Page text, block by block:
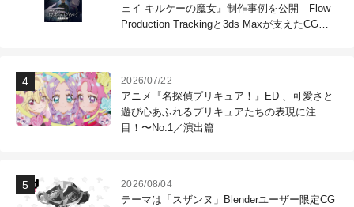
ェイ キルケーの魔女』制作事例を公開―Flow
Production Trackingと3ds Maxが支えたCG制
2026/07/22
アニメ『名探偵プリキュア！』ED 、可愛さと
遊び心あふれるプリキュアたちの表現に注
目！〜No.1／演出篇
2026/08/04
テーマは「スザンヌ」Blenderユーザー限定CG